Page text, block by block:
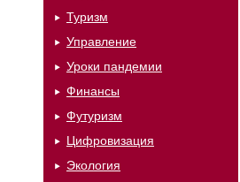
Туризм
Управление
Уроки пандемии
Финансы
Футуризм
Цифровизация
Экология